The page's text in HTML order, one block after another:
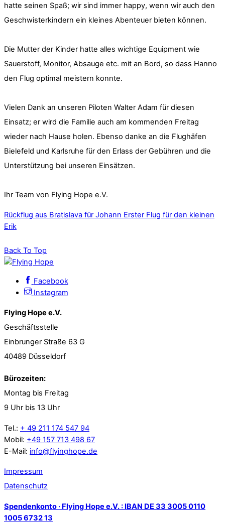
hatte seinen Spaß; wir sind immer happy, wenn wir auch den
Geschwisterkindern ein kleines Abenteuer bieten können.
Die Mutter der Kinder hatte alles wichtige Equipment wie
Sauerstoff, Monitor, Absauge etc. mit an Bord, so dass Hanno
den Flug optimal meistern konnte.
Vielen Dank an unseren Piloten Walter Adam für diesen
Einsatz; er wird die Familie auch am kommenden Freitag
wieder nach Hause holen. Ebenso danke an die Flughäfen
Bielefeld und Karlsruhe für den Erlass der Gebühren und die
Unterstützung bei unseren Einsätzen.
Ihr Team von Flying Hope e.V.
Rückflug aus Bratislava für Johann Erster Flug für den kleinen
Erik
Back To Top
Facebook
Instagram
Flying Hope e.V.
Geschäftsstelle
Einbrunger Straße 63 G
40489 Düsseldorf
Bürozeiten:
Montag bis Freitag
9 Uhr bis 13 Uhr
Tel.: + 49 211 174 547 94
Mobil: +49 157 713 498 67
E-Mail: info@flyinghope.de
Impressum
Datenschutz
Spendenkonto · Flying Hope e.V. : IBAN DE 33 3005 0110
1005 6732 13